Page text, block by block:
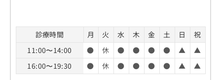
診療時間 月 火 水 木 金 土 日
祝
11:00〜14:00
● 休 ● ● ● ● ▲
▲
16:00〜19:30
● 休 ● ● ● ● ▲
▲